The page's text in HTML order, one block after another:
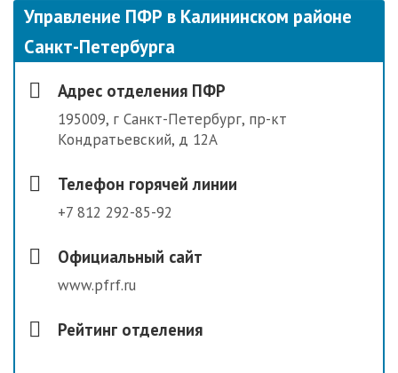
Управление ПФР в Калининском районе
Санкт-Петербурга
Адрес отделения ПФР
195009, г Санкт-Петербург, пр-кт
Кондратьевский, д 12А
Телефон горячей линии
+7 812 292-85-92
Официальный сайт
www.pfrf.ru
Рейтинг отделения